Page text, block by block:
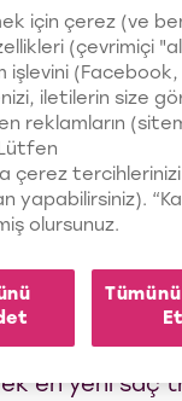
kusursuz
4 farklı saç
Yüz
modelin
en yeni saç
için çerez (ve
(çevrimiçi
işlevini (Facebook,
iletilerin size
reklamların
çerez tercihlerinizi
yapabilirsiniz).
olursunuz.
Et